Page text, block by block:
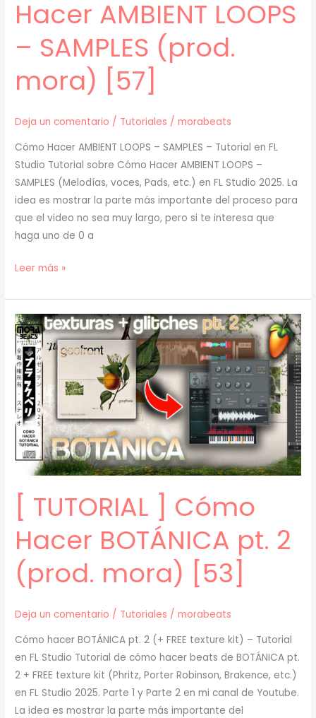
Hacer AMBIENT LOOPS
– SAMPLES (prod.
mora) [57]
Deja un comentario / Tutoriales /morabeats
Cómo Hacer AMBIENT LOOPS – SAMPLES – Tutorial en FL
Studio Tutorial sobre Cómo Hacer AMBIENT LOOPS –
SAMPLES (Melodías, voces, Pads, etc.) en FL Studio 2025. La
idea es mostrar la parte más importante del proceso para
que el video no sea muy largo, pero si te interesa que
haga uno de 0 a
[
]
Cómo
Hacer
AMBIENT
LOOPS
–
SAMPLES
(prod.
mora)
[57]
Leer más »
[ TUTORIAL ] Cómo
Hacer BOTÁNICA pt. 2
(prod. mora) [53]
Deja un comentario / Tutoriales /morabeats
Cómo hacer BOTÁNICA pt. 2 (+ FREE texture kit) – Tutorial
en FL Studio Tutorial de cómo hacer beats de BOTÁNICA pt.
2 + FREE texture kit (Phritz, Porter Robinson, Brakence, etc.)
en FL Studio 2025. Parte 1 y Parte 2 en mi canal de Youtube.
La idea es mostrar la parte más importante del